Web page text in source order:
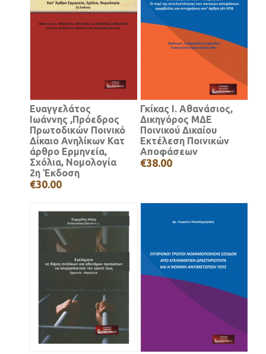
Ευαγγελάτος
Ιωάννης ,Πρόεδρος
Πρωτοδικών Ποινικό
Δίκαιο Ανηλίκων Κατ
άρθρο Ερμηνεία,
Σχόλια, Νομολογία
2η Έκδοση
€30.00
Γκίκας Ι. Αθανάσιος,
Δικηγόρος ΜΔΕ
Ποινικού Δικαίου
Εκτέλεση Ποινικών
Αποφάσεων
€38.00